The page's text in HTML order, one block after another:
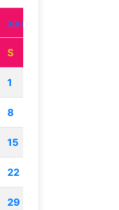
>>>
S
1
8
15
22
29